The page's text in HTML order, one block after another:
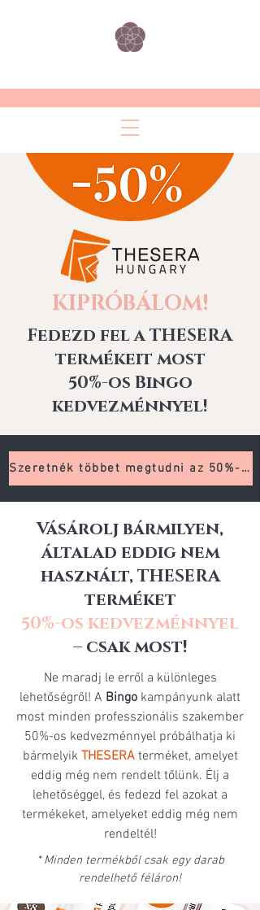
KIPRÓBÁLOM!
Fedezd fel aTHESERA
termékeit most
50%-os Bingo
kedvezménnyel!
Szeretnék többet megtudni az 50%-ról >>
Vásárolj bármilyen,
általad eddig nem
használt, THESERA
terméket
50%-os kedvezménnyel
– csak most!
Ne maradj le erről a különleges
lehetőségről! A Bingo kampányunk alatt
most minden professzionális szakember
50%-os kedvezménnyel próbálhatja ki
bármelyik THESERA terméket, amelyet
eddig még nem rendelt tőlünk. Élj a
lehetőséggel, és fedezd fel azokat a
termékeket, amelyeket eddig még nem
rendeltél!
* Minden termékből csak egy darab
rendelhető féláron!